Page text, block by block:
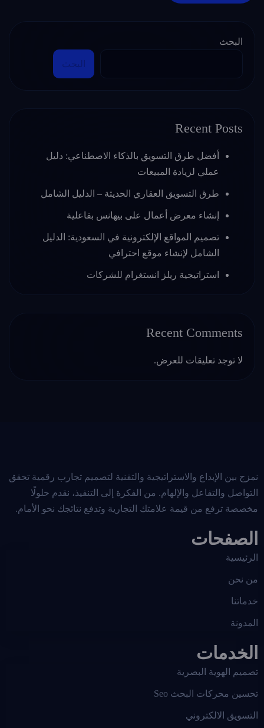
البحث
البحث
Recent Posts
أفضل طرق التسويق بالذكاء الاصطناعي: دليل
عملي لزيادة المبيعات
طرق التسويق العقاري الحديثة – الدليل الشامل
إنشاء معرض أعمال على بيهانس بفاعلية
تصميم المواقع الإلكترونية في السعودية: الدليل
الشامل لإنشاء موقع احترافي
استراتيجية ريلز انستغرام للشركات
Recent Comments
لا توجد تعليقات للعرض.
نمزج بين الإبداع والاستراتيجية والتقنية لتصميم تجارب رقمية تحقق
التواصل والتفاعل والإلهام. من الفكرة إلى التنفيذ، نقدم حلولًا
مخصصة ترفع من قيمة علامتك التجارية وتدفع نتائجك نحو الأمام.
الصفحات
الرئيسية
من نحن
خدماتنا
المدونة
الخدمات
تصميم الهوية البصرية
تحسين محركات البحث Seo
التسويق الالكتروني